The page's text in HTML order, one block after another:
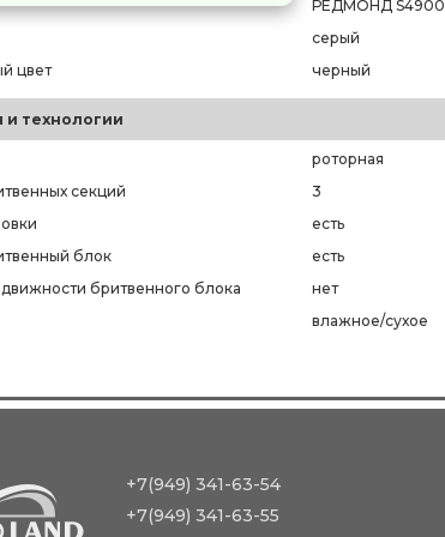
РЕДМОНД S4900
серый
цвет
черный
и технологии
роторная
секций
3
есть
блок
есть
бритвенного блока
нет
влажное/сухое
+7(949) 341-63-54
+7(949) 341-63-55